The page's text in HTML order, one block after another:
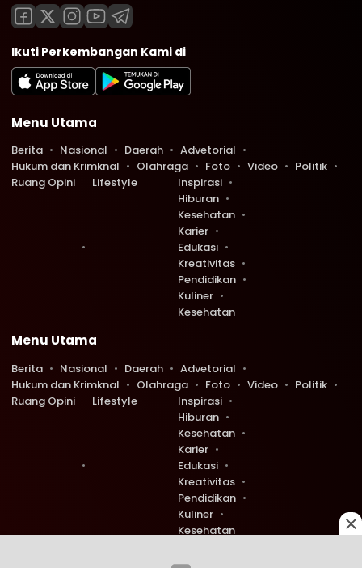
Ikuti Perkembangan Kami di
Menu Utama
Berita Nasional Daerah
Advetorial
Hukum dan Krimknal
Olahraga Foto Video
Politik
Ruang Opini
Lifestyle
Inspirasi
Hiburan
Kesehatan
Karier
Edukasi
Kreativitas
Pendidikan
Kuliner
Kesehatan
Menu Utama
Berita Nasional Daerah
Advetorial
Hukum dan Krimknal
Olahraga Foto Video
Politik
Ruang Opini
Lifestyle
Inspirasi
Hiburan
Kesehatan
Karier
Edukasi
Kreativitas
Pendidikan
Kuliner
Kesehatan